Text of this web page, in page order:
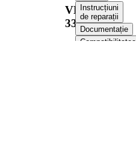
VKDY
337502
Instrucțiuni
de reparații
Documentație
Compatibilitatea